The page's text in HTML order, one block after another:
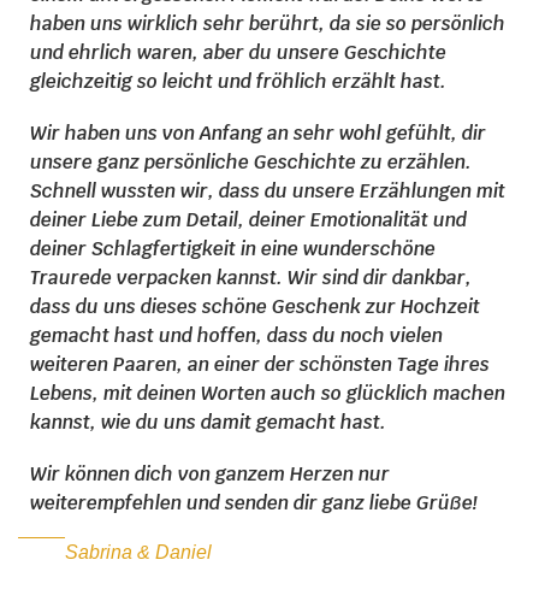
haben uns wirklich sehr berührt, da sie so persönlich
und ehrlich waren, aber du unsere Geschichte
gleichzeitig so leicht und fröhlich erzählt hast.
Wir haben uns von Anfang an sehr wohl gefühlt, dir
unsere ganz persönliche Geschichte zu erzählen.
Schnell wussten wir, dass du unsere Erzählungen mit
deiner Liebe zum Detail, deiner Emotionalität und
deiner Schlagfertigkeit in eine wunderschöne
Traurede verpacken kannst. Wir sind dir dankbar,
dass du uns dieses schöne Geschenk zur Hochzeit
gemacht hast und hoffen, dass du noch vielen
weiteren Paaren, an einer der schönsten Tage ihres
Lebens, mit deinen Worten auch so glücklich machen
kannst, wie du uns damit gemacht hast.
Wir können dich von ganzem Herzen nur
weiterempfehlen und senden dir ganz liebe Grüße!
Sabrina & Daniel